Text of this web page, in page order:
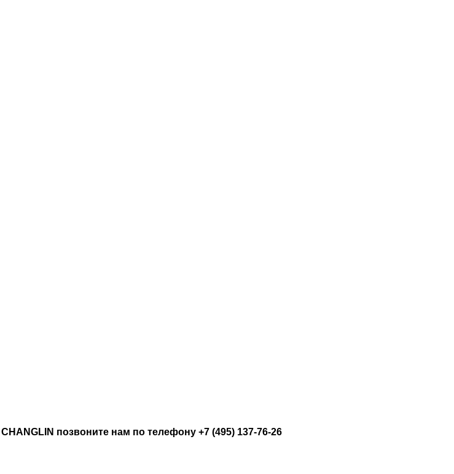
позвоните нам по телефону +7 (495) 137-76-26